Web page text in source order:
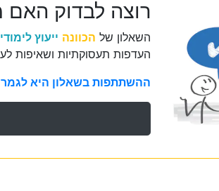
רוצה לבדוק האם
השאלון של הכוונה ייעוץ
העדפות תעסוקתיות ושאיפות
ההשתתפות בשאלון היא